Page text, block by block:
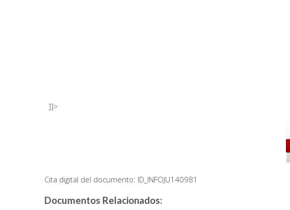
]]>
Cita digital del documento: ID_INFOJU140981
Documentos Relacionados: